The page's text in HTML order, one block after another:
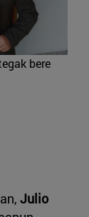
bere
Julio